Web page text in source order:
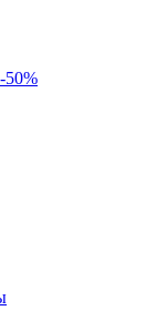
50%